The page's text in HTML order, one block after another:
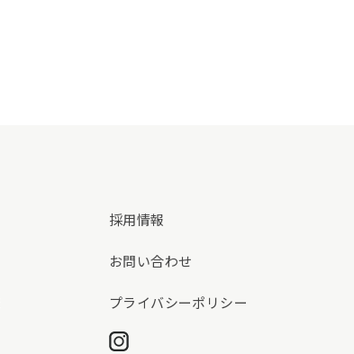
採用情報
お問い合わせ
プライバシーポリシー